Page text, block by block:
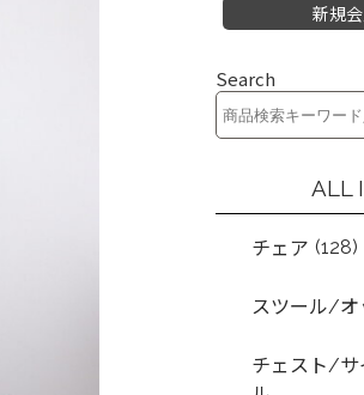
新規
Search
ALL
チェア (128)
スツール/オ
チェスト/サ